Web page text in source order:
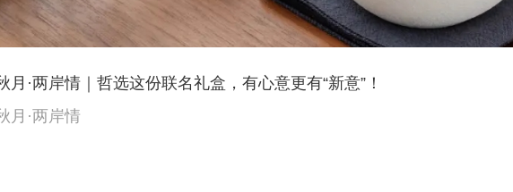
月·两岸情｜哲选这份联名礼盒，有心意更有“新意”！
月·两岸情